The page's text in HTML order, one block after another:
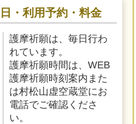
・利用予約・料金
護摩祈願は、毎日行わ
れています。
護摩祈願時間は、WEB
護摩祈願時刻案内また
は村松山虚空蔵堂にお
電話でご確認くださ
い。